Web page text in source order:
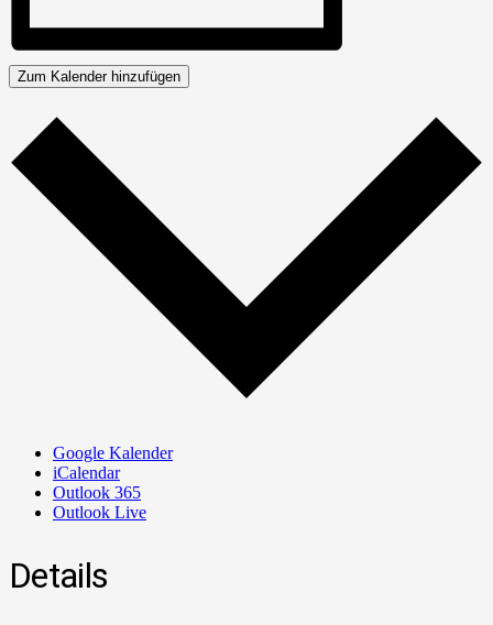
Zum Kalender hinzufügen
Google Kalender
iCalendar
Outlook 365
Outlook Live
Details